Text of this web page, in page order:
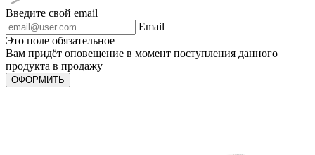
Введите свой email
Email
Это поле обязательное
Вам придёт оповещение в момент поступления данного
продукта в продажу
ОФОРМИТЬ